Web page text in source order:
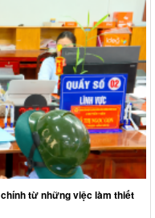
từ những việc làm thiết